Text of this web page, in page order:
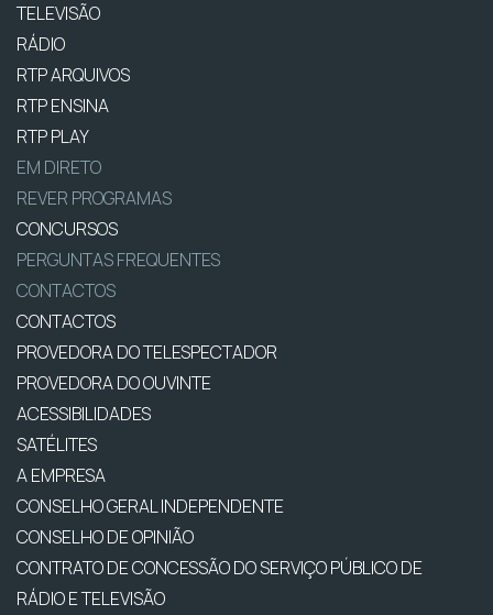
TELEVISÃO
RÁDIO
RTP ARQUIVOS
RTP ENSINA
RTP PLAY
EM DIRETO
REVER PROGRAMAS
CONCURSOS
PERGUNTAS FREQUENTES
CONTACTOS
CONTACTOS
PROVEDORA DO TELESPECTADOR
PROVEDORA DO OUVINTE
ACESSIBILIDADES
SATÉLITES
A EMPRESA
CONSELHO GERAL INDEPENDENTE
CONSELHO DE OPINIÃO
CONTRATO DE CONCESSÃO DO SERVIÇO PÚBLICO DE
RÁDIO E TELEVISÃO